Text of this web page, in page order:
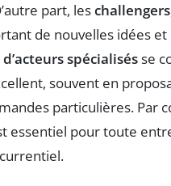
part, leschallengers
de nouvelles idées
spécialisésse
souvent en
particulières. Par
essentiel pour toute